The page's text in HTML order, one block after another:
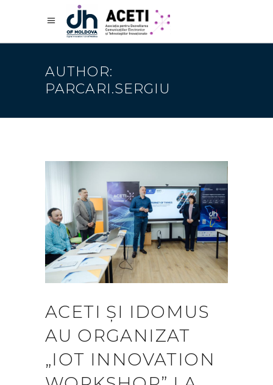
AUTHOR:
PARCARI.SERGIU
ACETI ȘI IDOMUS
AU ORGANIZAT
„IOT INNOVATION